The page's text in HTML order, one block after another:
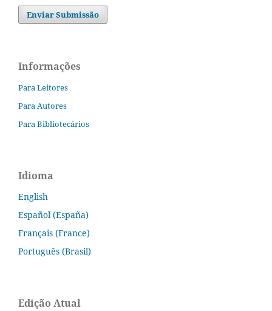
Enviar Submissão
Informações
Para Leitores
Para Autores
Para Bibliotecários
Idioma
English
Español (España)
Français (France)
Português (Brasil)
Edição Atual